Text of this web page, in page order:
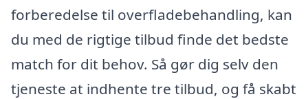
forberedelse til overfladebehandling, kan
du med de rigtige tilbud finde det bedste
match for dit behov. Så gør dig selv den
tjeneste at indhente tre tilbud, og få skabt